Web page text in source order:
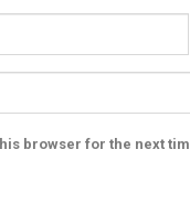
browser for the next